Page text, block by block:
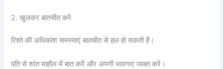
2. खुलकर बातचीत करें
रिश्ते की अधिकांश समस्याएं बातचीत से हल हो सकती हैं।
पति से शांत माहौल में बात करें और अपनी भावनाएं व्यक्त करें।